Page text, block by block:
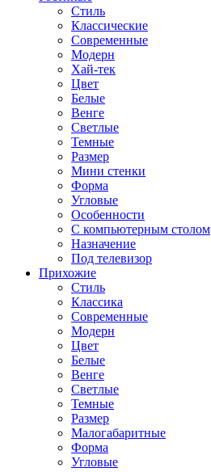
Стиль
Классические
Современные
Модерн
Хай-тек
Цвет
Белые
Венге
Светлые
Темные
Размер
Мини стенки
Форма
Угловые
Особенности
С компьютерным столом
Назначение
Под телевизор
Прихожие
Стиль
Классика
Современные
Модерн
Цвет
Белые
Венге
Светлые
Темные
Размер
Малогабаритные
Форма
Угловые